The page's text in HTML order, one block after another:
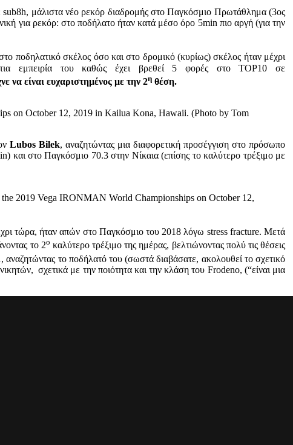
sub8h, μάλιστα νέο ρεκόρ διαδρομής στο Παγκόσμιο Πρωτάθλημα (3ος
για ρεκόρ: στο ποδήλατο ήταν κατά μέσο όρο 5min πιο αργή (για την
ποδηλατικό σκέλος όσο και στο δρομικό (κυρίως) σκέλος ήταν μέχρι
εμπειρία του καθώς έχει βρεθεί 5 φορές στο TOP10 σε
να είναι ευχαριστημένος με την 2η θέση.
on October 12, 2019 in Kailua Kona, Hawaii. (Photo by Tom
Lubos Bilek, αναζητώντας μια διαφορετική προσέγγιση στο πρόσωπο
και στο Παγκόσμιο 70.3 στην Νίκαια (επίσης το καλύτερο τρέξιμο με
2019 Vega IRONMAN World Championships on October 12,
τώρα, ήταν απών στο Παγκόσμιο του 2018 λόγω stress fracture. Μετά
το 2ο καλύτερο τρέξιμο της ημέρας, βελτιώνοντας πολύ τις θέσεις
το ποδήλατό του (σωστά διαβάσατε, ακολουθεί το σχετικό
σχετικά με την ποιότητα και την κλάση του Frodeno, (“είναι μια